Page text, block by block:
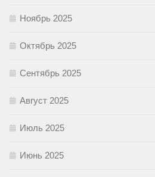
Ноябрь 2025
Октябрь 2025
Сентябрь 2025
Август 2025
Июль 2025
Июнь 2025